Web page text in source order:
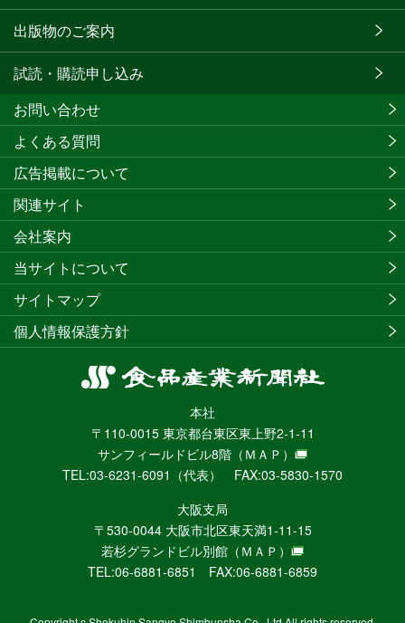
出版物のご案内
試読・購読申し込み
食
産
業
新
聞
社
ニ
ュ
ー
WEB
本社
〒110-0015 東京都台東区東上野2-1-11
サンフィールドビル8階 （ＭＡＰ）
TEL:03-6231-6091（代表） FAX:03-5830-1570
大阪支局
〒530-0044 大阪市北区東天満1-11-15
若杉グランドビル別館 （ＭＡＰ）
TEL:06-6881-6851 FAX:06-6881-6859
お問い合わせ
よくある質問
広告掲載について
関連サイト
会社案内
当サイトについて
サイトマップ
個人情報保護方針